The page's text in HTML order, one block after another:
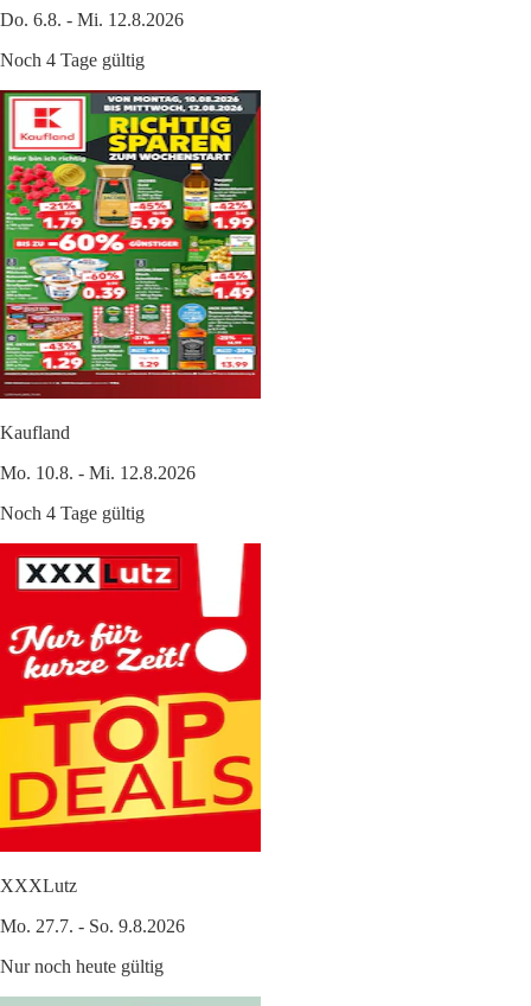
Do. 6.8. - Mi. 12.8.2026
Noch 4 Tage gültig
Kaufland
Mo. 10.8. - Mi. 12.8.2026
Noch 4 Tage gültig
XXXLutz
Mo. 27.7. - So. 9.8.2026
Nur noch heute gültig